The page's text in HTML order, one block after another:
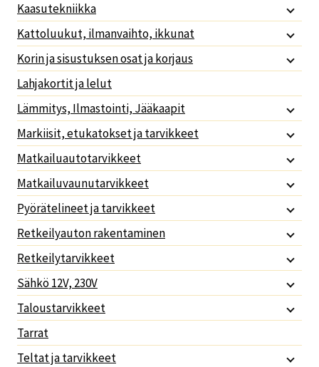
Kaasutekniikka
Kattoluukut, ilmanvaihto, ikkunat
Korin ja sisustuksen osat ja korjaus
Lahjakortit ja lelut
Lämmitys, Ilmastointi, Jääkaapit
Markiisit, etukatokset ja tarvikkeet
Matkailuautotarvikkeet
Matkailuvaunutarvikkeet
Pyörätelineet ja tarvikkeet
Retkeilyauton rakentaminen
Retkeilytarvikkeet
Sähkö 12V, 230V
Taloustarvikkeet
Tarrat
Teltat ja tarvikkeet